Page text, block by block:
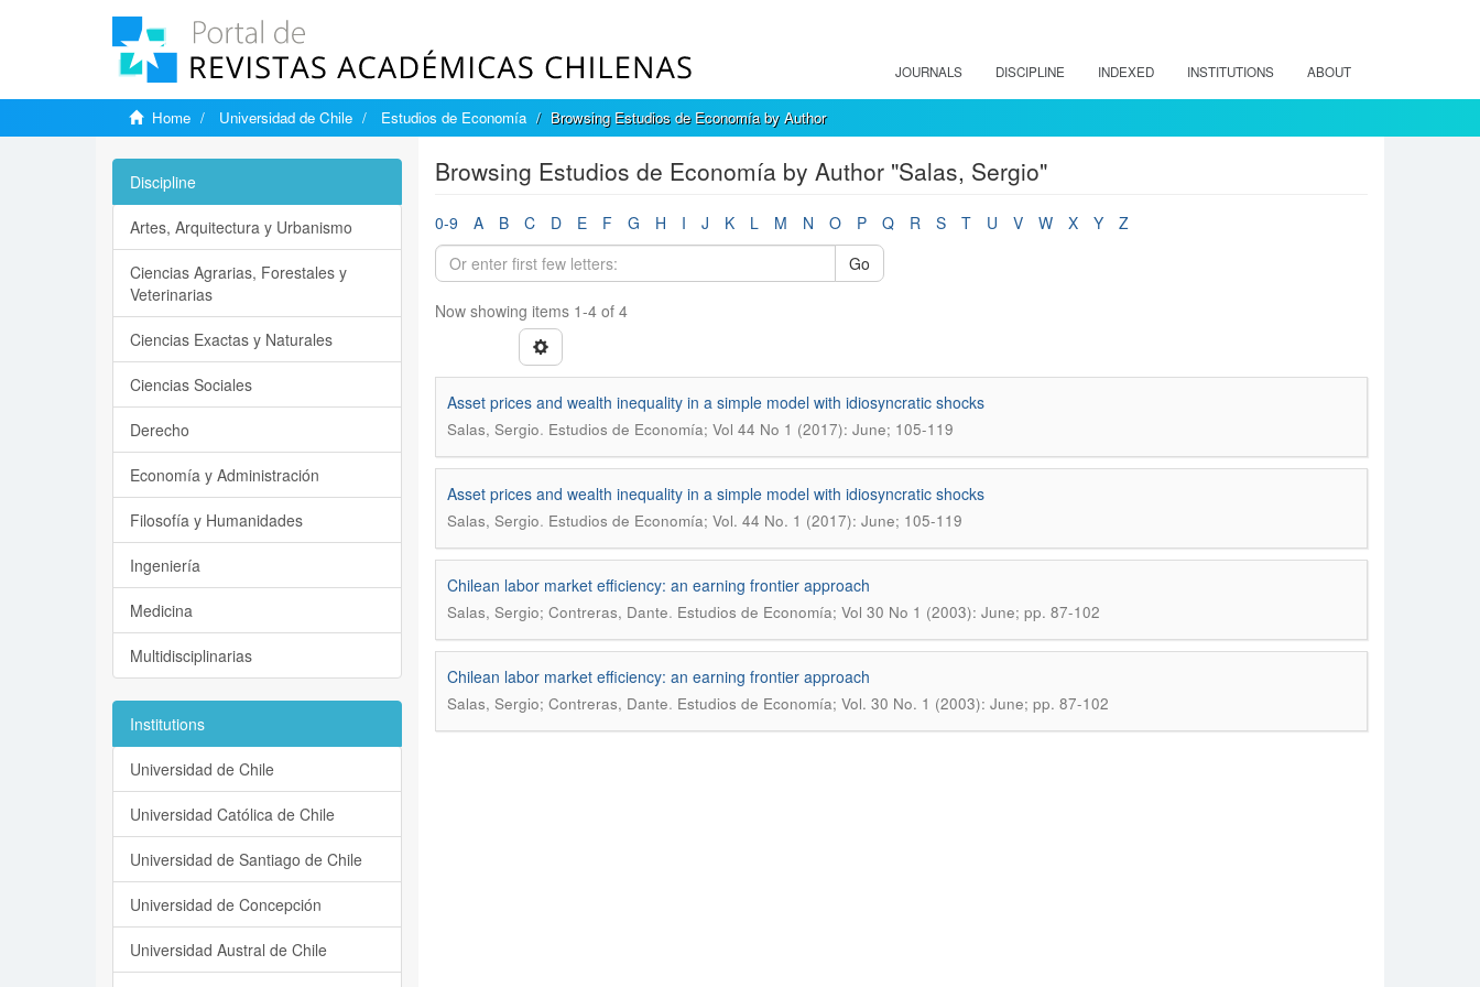
JOURNALS DISCIPLINE INDEXED INSTITUTIONS ABOUT
Home Universidad de Chile Estudios de Economía Browsing Estudios de Economía by Author
Browsing Estudios de Economía by Author "Salas, Sergio"
0-9 A B C D E F G H I J K L M N O P Q R S T U V W X Y
Z
Go
Now showing items 1-4 of 4
Asset prices and wealth inequality in a simple model with idiosyncratic shocks
Salas, Sergio. Estudios de Economía; Vol 44 No 1 (2017): June; 105-119
Asset prices and wealth inequality in a simple model with idiosyncratic shocks
Salas, Sergio. Estudios de Economía; Vol. 44 No. 1 (2017): June; 105-119
Chilean labor market efficiency: an earning frontier approach
Salas, Sergio; Contreras, Dante. Estudios de Economía; Vol 30 No 1 (2003): June; pp. 87-102
Chilean labor market efficiency: an earning frontier approach
Salas, Sergio; Contreras, Dante. Estudios de Economía; Vol. 30 No. 1 (2003): June; pp. 87-102
Discipline
Artes, Arquitectura y Urbanismo
Ciencias Agrarias, Forestales y
Veterinarias
Ciencias Exactas y Naturales
Ciencias Sociales
Derecho
Economía y Administración
Filosofía y Humanidades
Ingeniería
Medicina
Multidisciplinarias
Institutions
Universidad de Chile
Universidad Católica de Chile
Universidad de Santiago de Chile
Universidad de Concepción
Universidad Austral de Chile